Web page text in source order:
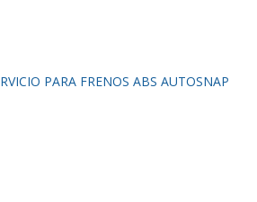
PARA FRENOS ABS AUTOSNAP